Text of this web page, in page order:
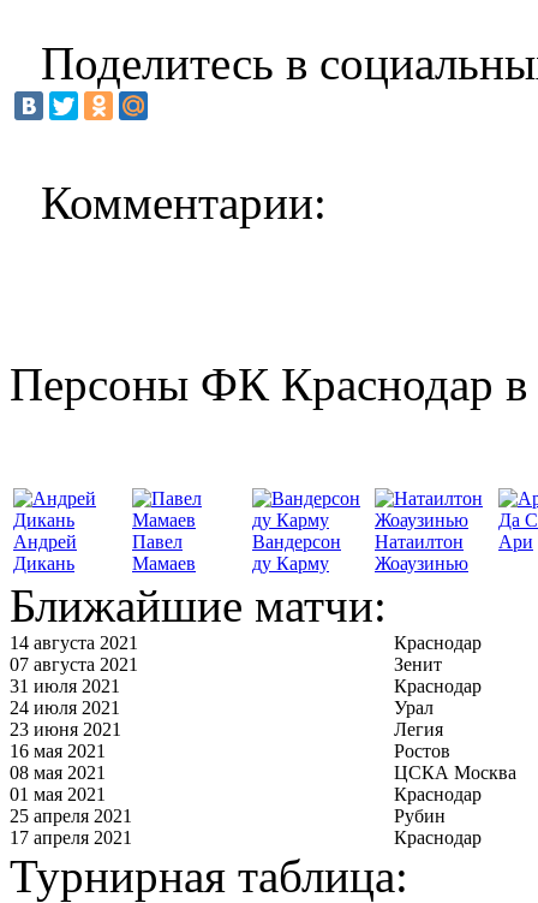
Поделитесь в
Комментарии:
Персоны ФК Краснодар в
Андрей
Дикань
Павел
Мамаев
Вандерсон
ду Карму
Натаилтон
Жоаузинью
Да
Ари
Ближайшие матчи:
14 августа 2021
Краснодар
07 августа 2021
Зенит
31 июля 2021
Краснодар
24 июля 2021
Урал
23 июня 2021
Легия
16 мая 2021
Ростов
08 мая 2021
ЦСКА Москва
01 мая 2021
Краснодар
25 апреля 2021
Рубин
17 апреля 2021
Краснодар
Турнирная таблица: